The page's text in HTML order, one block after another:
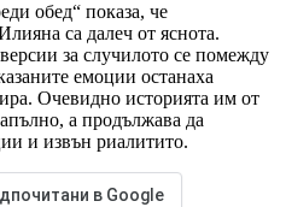
обед“ показа, че
са далеч от яснота.
за случилото се помежду
емоции останаха
Очевидно историята им от
а продължава да
и извън риалитито.
в Google